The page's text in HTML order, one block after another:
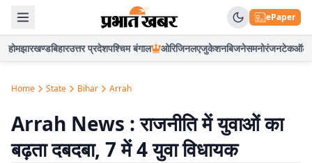
ePaper
होमझारखण्डबिहारउत्तर प्रदेशपश्चिम बंगाल ओरिजिनलएजुकेशनबिजनेसमनोरंजनटेकऑटो
Home State Bihar Arrah
Arrah News : राजनीति में युवाओं का
बढ़ता दबदबा, 7 में 4 युवा विधायक